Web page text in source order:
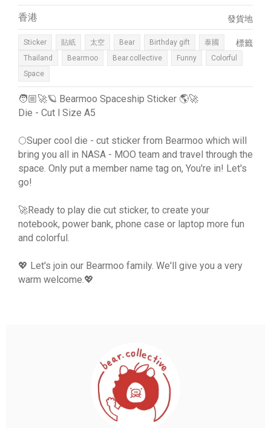
發貨地
香港
標籤
Sticker 貼紙 太空 Bear Birthday gift
泰國
Thailand
Bearmoo Bear.collective Funny
Colorful
Space
🧑🏼‍🚀🪐 Bearmoo Spaceship Sticker 🌎🚀
Die - Cut l Size A5
🌕Super cool die - cut sticker from Bearmoo which will
bring you all in NASA - MOO team and travel through the
space. Only put a member name tag on, You're in! Let's
go!
🚀Ready to play die cut sticker, to create your
notebook, power bank, phone case or laptop more fun
and colorful.
💖 Let's join our Bearmoo family. We'll give you a very
warm welcome.💖